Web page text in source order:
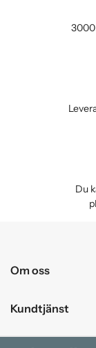
3000
Du
Om oss
Kundtjänst